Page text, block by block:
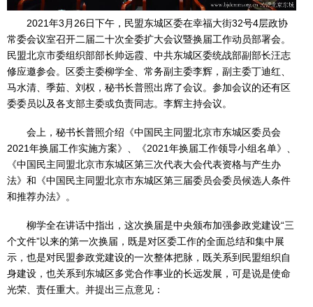
2021年3月26日下午，民盟东城区委在幸福大街32号4层政协
常委会议室召开二届二十次全委扩大会议暨换届工作动员部署会。
民盟北京市委组织部部长帅远霞、中共东城区委统战部副部长汪志
修应邀参会。区委主委柳学全、常务副主委李辉，副主委丁迪红、
马水清、季茹、刘权，秘书长普照出席了会议。参加会议的还有区
委委员以及各支部主委或负责同志。李辉主持会议。
会上，秘书长普照介绍《中国民主同盟北京市东城区委员会
2021年换届工作实施方案》、《2021年换届工作领导小组名单》、
《中国民主同盟北京市东城区第三次代表大会代表资格与产生办
法》和《中国民主同盟北京市东城区第三届委员会委员候选人条件
和推荐办法》。
柳学全在讲话中指出，这次换届是中央颁布加强参政党建设“三
个文件”以来的第一次换届，既是对区委工作的全面总结和集中展
示，也是对民盟参政党建设的一次整体把脉，既关系到民盟组织自
身建设，也关系到东城区多党合作事业的长远发展，可是说是使命
光荣、责任重大。并提出三点意见：